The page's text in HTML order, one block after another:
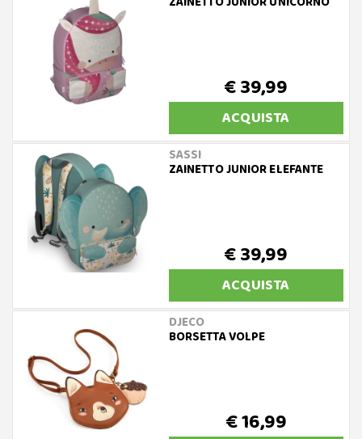
€ 39,99
ACQUISTA
SASSI
ZAINETTO JUNIOR ELEFANTE
€ 39,99
ACQUISTA
DJECO
BORSETTA VOLPE
€ 16,99